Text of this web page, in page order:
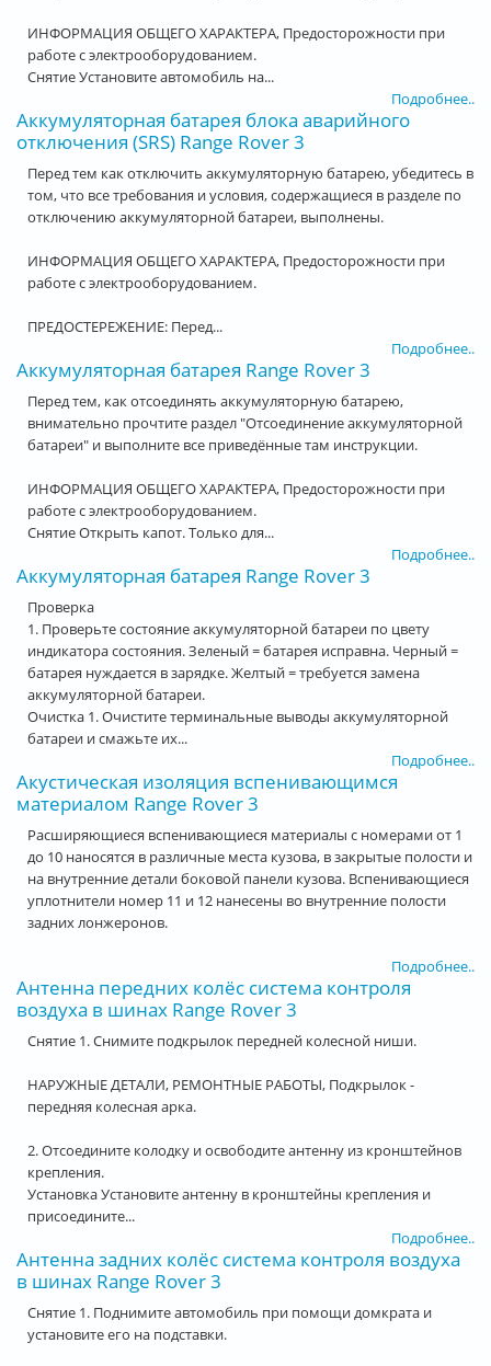
ИНФОРМАЦИЯ ОБЩЕГО ХАРАКТЕРА, Предосторожности при
работе с электрооборудованием.
Снятие Установите автомобиль на...
Подробнее..
Аккумуляторная батарея блока аварийного
отключения (SRS) Range Rover 3
Перед тем как отключить аккумуляторную батарею, убедитесь в
том, что все требования и условия, содержащиеся в разделе по
отключению аккумуляторной батареи, выполнены.
ИНФОРМАЦИЯ ОБЩЕГО ХАРАКТЕРА, Предосторожности при
работе с электрооборудованием.
ПРЕДОСТЕРЕЖЕНИЕ: Перед...
Подробнее..
Аккумуляторная батарея Range Rover 3
Перед тем, как отсоединять аккумуляторную батарею,
внимательно прочтите раздел "Отсоединение аккумуляторной
батареи" и выполните все приведённые там инструкции.
ИНФОРМАЦИЯ ОБЩЕГО ХАРАКТЕРА, Предосторожности при
работе с электрооборудованием.
Снятие Открыть капот. Только для...
Подробнее..
Аккумуляторная батарея Range Rover 3
Проверка
1. Проверьте состояние аккумуляторной батареи по цвету
индикатора состояния. Зеленый = батарея исправна. Черный =
батарея нуждается в зарядке. Желтый = требуется замена
аккумуляторной батареи.
Очистка 1. Очистите терминальные выводы аккумуляторной
батареи и смажьте их...
Подробнее..
Акустическая изоляция вспенивающимся
материалом Range Rover 3
Расширяющиеся вспенивающиеся материалы с номерами от 1
до 10 наносятся в различные места кузова, в закрытые полости и
на внутренние детали боковой панели кузова. Вспенивающиеся
уплотнители номер 11 и 12 нанесены во внутренние полости
задних лонжеронов.
Подробнее..
Антенна передних колёс система контроля
воздуха в шинах Range Rover 3
Снятие 1. Снимите подкрылок передней колесной ниши.
НАРУЖНЫЕ ДЕТАЛИ, РЕМОНТНЫЕ РАБОТЫ, Подкрылок -
передняя колесная арка.
2. Отсоедините колодку и освободите антенну из кронштейнов
крепления.
Установка Установите антенну в кронштейны крепления и
присоедините...
Подробнее..
Антенна задних колёс система контроля воздуха
в шинах Range Rover 3
Снятие 1. Поднимите автомобиль при помощи домкрата и
установите его на подставки.